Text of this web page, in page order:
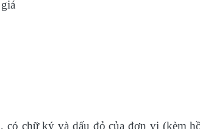
có chữ ký và dấu đỏ của đơn vị (kèm